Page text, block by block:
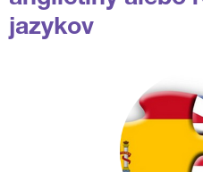
jazykov